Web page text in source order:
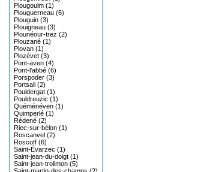
Plougoulm (1)
Plouguerneau (6)
Plouguin (3)
Plouigneau (3)
Plounéour-trez (2)
Plouzané (1)
Plovan (1)
Plozévet (3)
Pont-aven (4)
Pont-l'abbé (6)
Porspoder (3)
Portsall (2)
Pouldergat (1)
Pouldreuzic (1)
Quéménéven (1)
Quimperlé (1)
Rédené (2)
Riec-sur-bélon (1)
Roscanvel (2)
Roscoff (6)
Saint-Évarzec (1)
Saint-jean-du-doigt (1)
Saint-jean-trolimon (5)